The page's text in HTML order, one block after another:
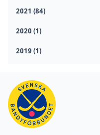
2021 (84)
2020 (1)
2019 (1)